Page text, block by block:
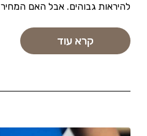
להיראות גבוהים. אבל האם
קרא עוד